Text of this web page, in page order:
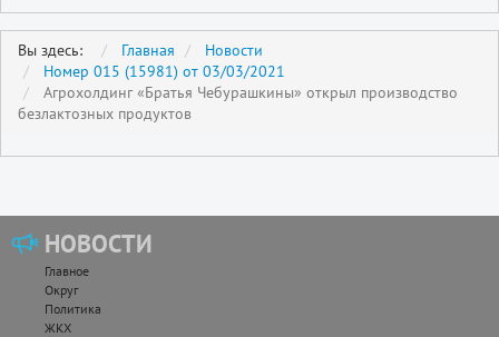
Вы здесь: Главная
Новости
Номер 015 (15981) от 03/03/2021
Агрохолдинг «Братья Чебурашкины» открыл производство
безлактозных продуктов
НОВОСТИ
Главное
Округ
Политика
ЖКХ